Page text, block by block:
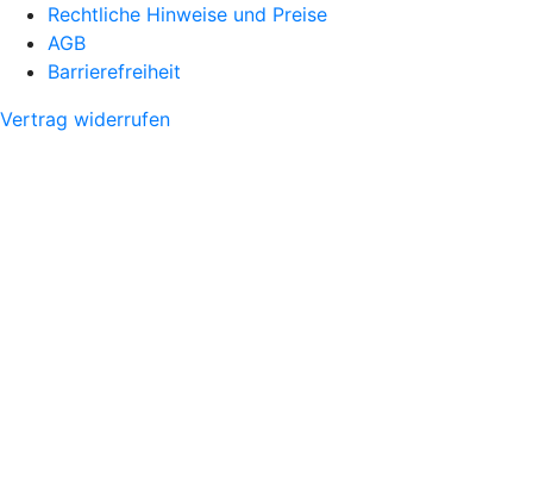
Rechtliche Hinweise und Preise
AGB
Barrierefreiheit
Vertrag widerrufen